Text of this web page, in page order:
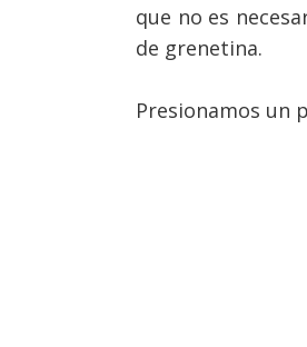
que no es
de grenetina.
Presionamos un